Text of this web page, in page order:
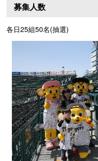
募集人数
各日25組50名(抽選)